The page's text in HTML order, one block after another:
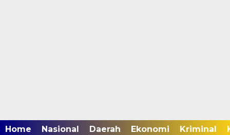
Home Nasional Daerah Ekonomi Kriminal